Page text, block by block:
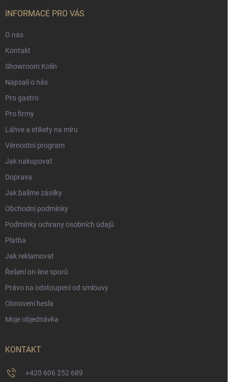
INFORMACE PRO VÁS
O nás
Kontakt
Showroom Kolín
Napsali o nás
Pro gastro
Pro firmy
Láhve a etikety na míru
Věrnostní program
Jak nakupovat
Doprava
Jak balíme zásilky
Obchodní podmínky
Podmínky ochrany osobních údajů
Platba
Jak reklamovat
Řešení on-line sporů
Právo na odstoupení od smlouvy
Obnovení hesla
Moje objednávka
KONTAKT
+420 606 252 689